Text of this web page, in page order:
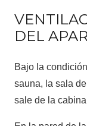
DEL
Bajo la
sauna, la sala
sale de la